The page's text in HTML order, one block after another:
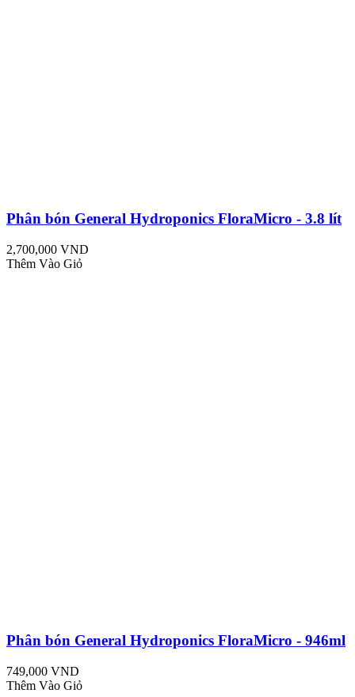
Phân bón General Hydroponics FloraMicro - 3.8 lít
2,700,000 VND
Thêm Vào Giỏ
Phân bón General Hydroponics FloraMicro - 946ml
749,000 VND
Thêm Vào Giỏ